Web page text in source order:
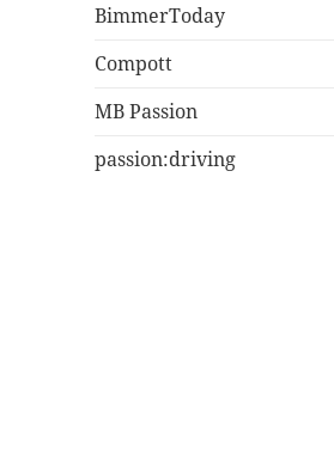
BimmerToday
Compott
MB Passion
passion:driving